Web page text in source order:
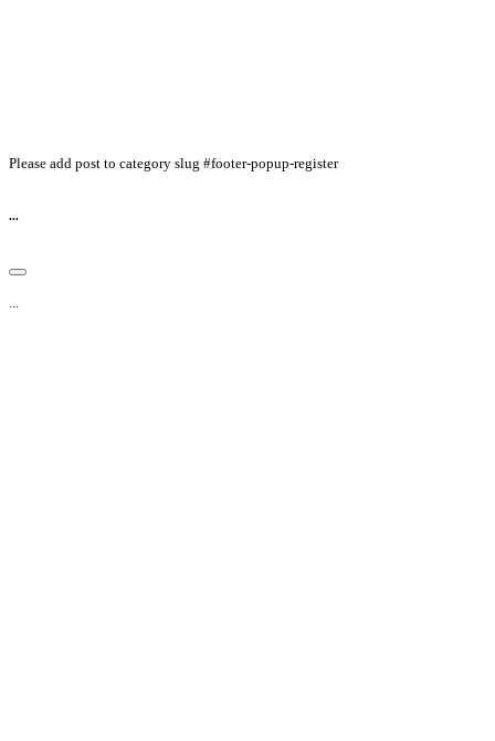
Please add post to category slug #footer-popup-register
...